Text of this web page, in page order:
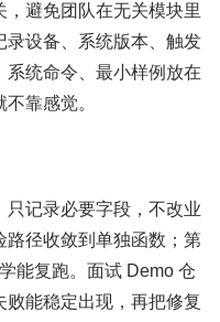
避免团队在无关模块里
录设备、系统版本、触发
统命令、最小样例放在
靠感觉。
记录必要字段，不改业
路径收敛到单独函数；第
能复跑。面试 Demo 仓
能稳定出现，再把修复